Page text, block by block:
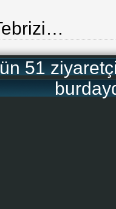
51